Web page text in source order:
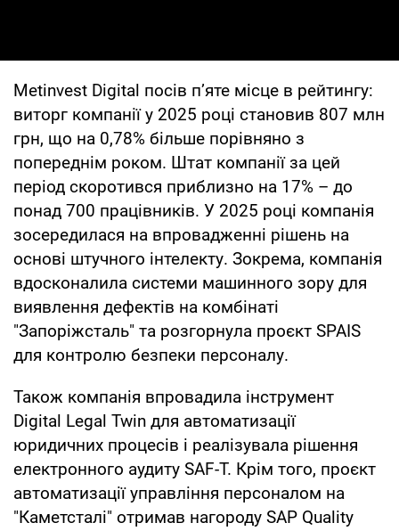
Metinvest Digital посів п’яте місце в рейтингу:
виторг компанії у 2025 році становив 807 млн
грн, що на 0,78% більше порівняно з
попереднім роком. Штат компанії за цей
період скоротився приблизно на 17% – до
понад 700 працівників. У 2025 році компанія
зосередилася на впровадженні рішень на
основі штучного інтелекту. Зокрема, компанія
вдосконалила системи машинного зору для
виявлення дефектів на комбінаті
"Запоріжсталь" та розгорнула проєкт SPAIS
для контролю безпеки персоналу.
Також компанія впровадила інструмент
Digital Legal Twin для автоматизації
юридичних процесів і реалізувала рішення
електронного аудиту SAF-T. Крім того, проєкт
автоматизації управління персоналом на
"Каметсталі" отримав нагороду SAP Quality